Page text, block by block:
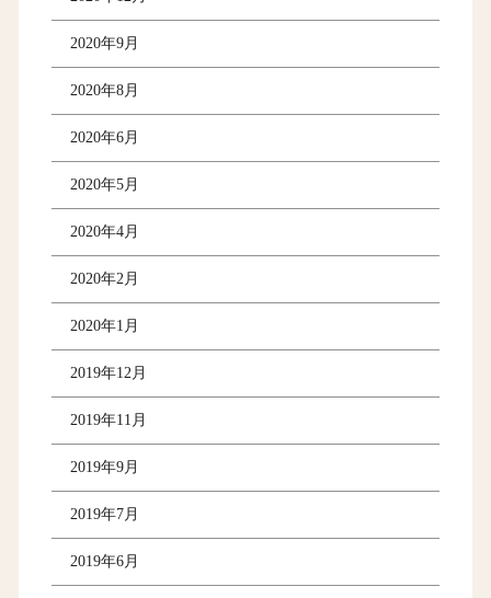
2020年9月
2020年8月
2020年6月
2020年5月
2020年4月
2020年2月
2020年1月
2019年12月
2019年11月
2019年9月
2019年7月
2019年6月